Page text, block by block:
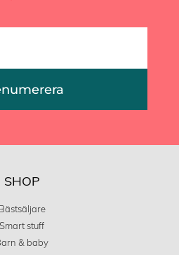
SHOP
Bästsäljare
Smart stuff
& baby